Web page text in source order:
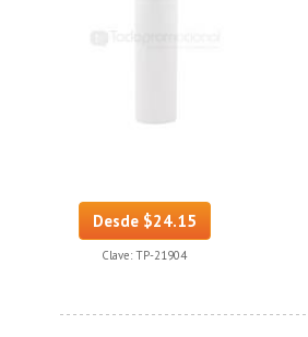
Desde $24.15
Clave: TP-21904